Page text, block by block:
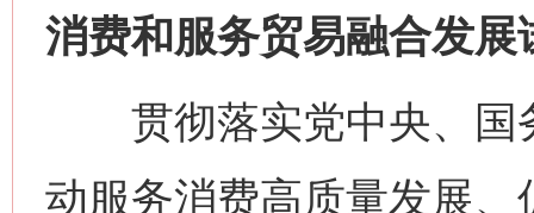
消费和服务贸易融合发展
贯彻落实党中央、国
动服务消费高质量发展